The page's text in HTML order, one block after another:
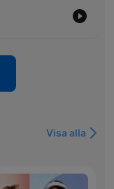
Visa alla